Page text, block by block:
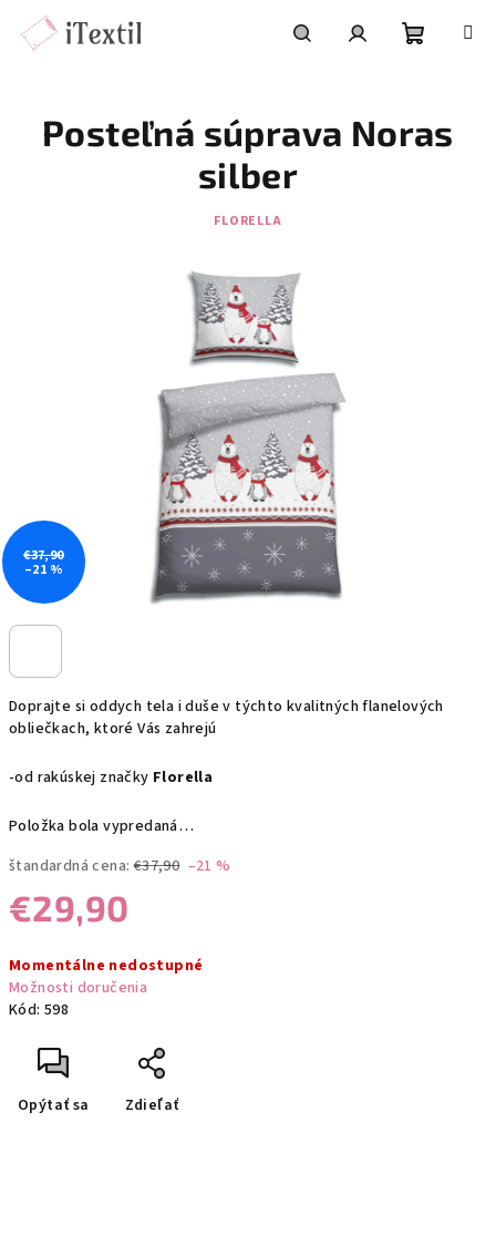
obsah
košík
Doprajte si oddych tela i duše v týchto kvalitných flanelových
obliečkach, ktoré Vás zahrejú
-od rakúskej značky Florella
Položka bola vypredaná…
štandardná cena: €37,90 –21 %
€29,90
cena:
Momentálne nedostupné
Možnosti doručenia
Kód: 598
Opýtať sa Zdieľať
Posteľná súprava Noras
silber
FLORELLA
€37,90
–21 %